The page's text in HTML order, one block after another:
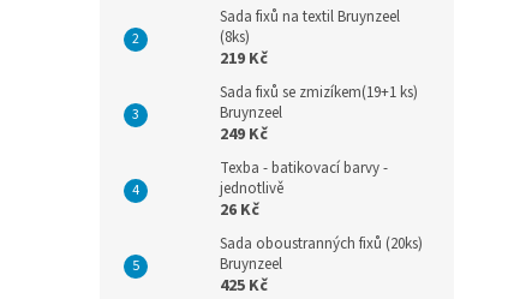
Sada fixů na textil Bruynzeel
(8ks)
219 Kč
Sada fixů se zmizíkem(19+1 ks)
Bruynzeel
249 Kč
Texba - batikovací barvy -
jednotlivě
26 Kč
Sada oboustranných fixů (20ks)
Bruynzeel
425 Kč